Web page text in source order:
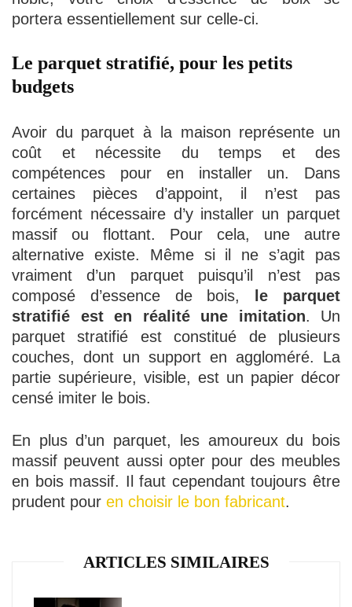
portera essentiellement sur celle-ci.
Le parquet stratifié, pour les petits
budgets
Avoir du parquet à la maison représente un
coût et nécessite du temps et des
compétences pour en installer un. Dans
certaines pièces d’appoint, il n’est pas
forcément nécessaire d’y installer un parquet
massif ou flottant. Pour cela, une autre
alternative existe. Même si il ne s’agit pas
vraiment d’un parquet puisqu’il n’est pas
composé d’essence de bois,
le parquet
stratifié est en réalité une imitation. Un
parquet stratifié est constitué de plusieurs
couches, dont un support en aggloméré. La
partie supérieure, visible, est un papier décor
censé imiter le bois.
En plus d’un parquet, les amoureux du bois
massif peuvent aussi opter pour des meubles
en bois massif. Il faut cependant toujours être
prudent pour en choisir le bon fabricant.
ARTICLES SIMILAIRES